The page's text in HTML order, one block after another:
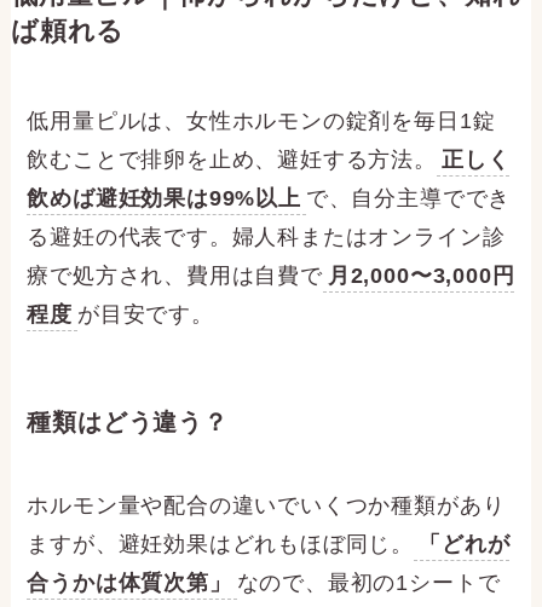
ば頼れる
低用量ピルは、女性ホルモンの錠剤を毎日1錠
飲むことで排卵を止め、避妊する方法。
正しく
飲めば避妊効果は99%以上 で、自分主導ででき
る避妊の代表です。婦人科またはオンライン診
療で処方され、費用は自費で 月2,000〜3,000円
程度 が目安です。
種類はどう違う？
ホルモン量や配合の違いでいくつか種類があり
ますが、避妊効果はどれもほぼ同じ。
「どれが
合うかは体質次第」
なので、最初の1シートで